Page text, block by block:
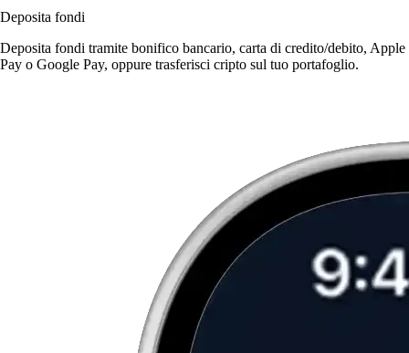
Deposita fondi
Deposita fondi tramite bonifico bancario, carta di credito/debito, Apple
Pay o Google Pay, oppure trasferisci cripto sul tuo portafoglio.